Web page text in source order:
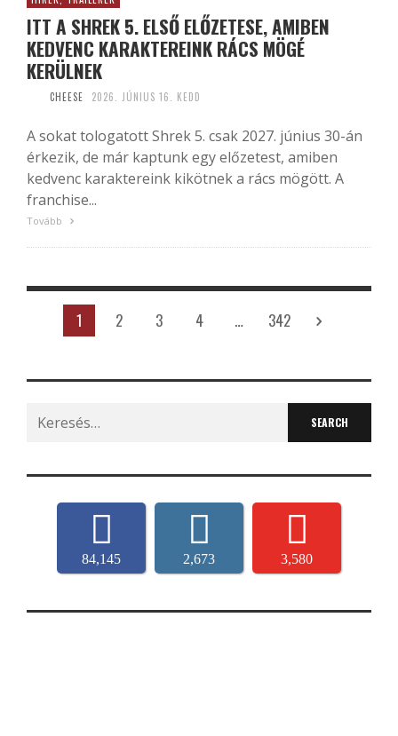
ITT A SHREK 5. ELSŐ ELŐZETESE, AMIBEN
KEDVENC KARAKTEREINK RÁCS MÖGÉ
KERÜLNEK
CHEESE 2026. JÚNIUS 16. KEDD
A sokat tologatott Shrek 5. csak 2027. június 30-án
érkezik, de már kaptunk egy előzetest, amiben
kedvenc karaktereink kikötnek a rács mögött. A
franchise...
Tovább
1 2 3 4 … 342
Search
for:
84,145 2,673 3,580